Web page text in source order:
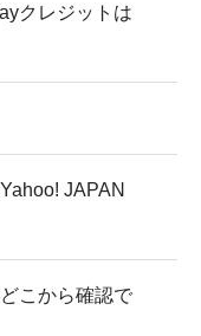
クレジットは
JAPAN
こから確認で